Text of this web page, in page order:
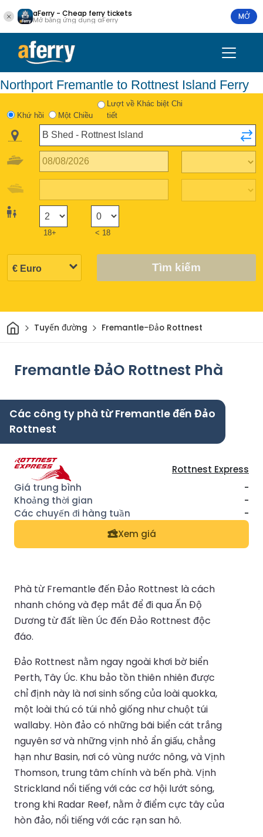
aFerry - Cheap ferry tickets
Mở bằng ứng dụng aFerry MỞ
Northport Fremantle to Rottnest Island Ferry
Khứ hồi Một Chiều
Lượt về Khác biệt Chi
tiết
18+ < 18
Tìm kiếm
Trang chủ
Tuyến đường Fremantle-Đảo Rottnest
Fremantle ĐảO Rottnest Phà
Các công ty phà từ Fremantle đến Đảo
Rottnest
Rottnest Express
-
-
-
Xem giá
Phà từ Fremantle đến Đảo Rottnest là cách
nhanh chóng và đẹp mắt để đi qua Ấn Độ
Dương từ đất liền Úc đến Đảo Rottnest độc
đáo.
Đảo Rottnest nằm ngay ngoài khơi bờ biển
Perth, Tây Úc. Khu bảo tồn thiên nhiên được
chỉ định này là nơi sinh sống của loài quokka,
một loài thú có túi nhỏ giống như chuột túi
wallaby. Hòn đảo có những bãi biển cát trắng
nguyên sơ và những vịnh nhỏ ẩn giấu, chẳng
hạn như Basin, nơi có vùng nước nông, và Vịnh
Thomson, trung tâm chính và bến phà. Vịnh
Strickland nổi tiếng với các cơ hội lướt sóng,
trong khi Radar Reef, nằm ở điểm cực tây của
hòn đảo, nổi tiếng với các rạn san hô.